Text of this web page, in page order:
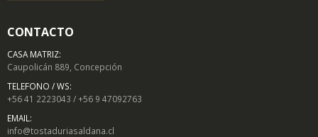
CONTACTO
CASA MATRIZ:
Caupolicán 889, Concepción
TELEFONO / WS:
+56 41 2223043 / +56 9 47092763
EMAIL:
info@tostaduriasaldana.cl